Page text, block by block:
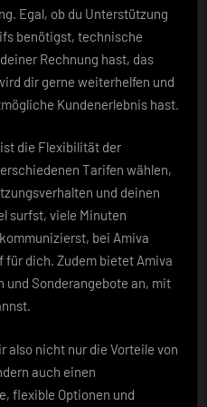
Egal, ob du Unterstützung
benötigst, technische
Rechnung hast, das
dir gerne weiterhelfen und
Kundenerlebnis hast.
die Flexibilität der
Tarifen wählen,
und deinen
surfst, viele Minuten
bei Amiva
für dich. Zudem bietet Amiva
Sonderangebote an, mit
also nicht nur die Vorteile von
auch einen
flexible Optionen und